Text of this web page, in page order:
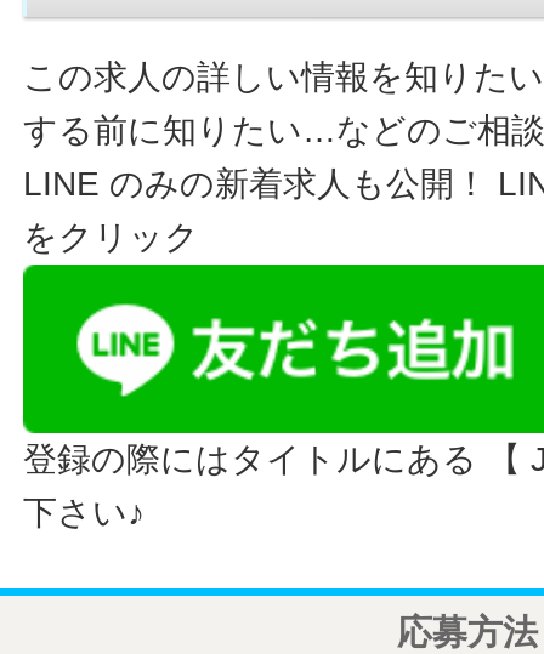
この求人の詳しい情報を知りた
する前に知りたい…などのご相
LINE のみの新着求人も公開！
をクリック
登録の際にはタイトルにある 【
下さい♪
応募方法